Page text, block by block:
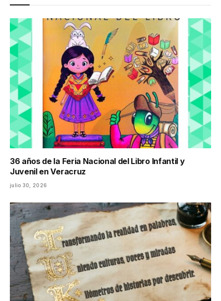
36 años de la Feria Nacional del Libro Infantil y
Juvenil en Veracruz
julio 30, 2026